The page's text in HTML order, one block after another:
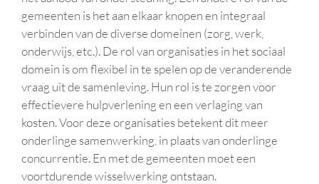
gemeenten is het aan elkaar knopen en integraal
verbinden van de diverse domeinen (zorg, werk,
onderwijs, etc.). De rol van organisaties in het sociaal
domein is om flexibel in te spelen op de veranderende
vraag uit de samenleving. Hun rol is te zorgen voor
effectievere hulpverlening en een verlaging van
kosten. Voor deze organisaties betekent dit meer
onderlinge samenwerking, in plaats van onderlinge
concurrentie. En met de gemeenten moet een
voortdurende wisselwerking ontstaan.